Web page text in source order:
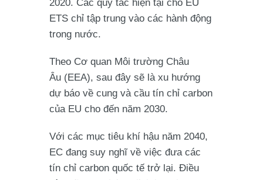
2020. Các quy tắc hiện tại cho EU
ETS chỉ tập trung vào các hành động
trong nước.
Theo Cơ quan Môi trường Châu
Âu (EEA), sau đây sẽ là xu hướng
dự báo về cung và cầu tín chỉ carbon
của EU cho đến năm 2030.
Với các mục tiêu khí hậu năm 2040,
EC đang suy nghĩ về việc đưa các
tín chỉ carbon quốc tế trở lại. Điều